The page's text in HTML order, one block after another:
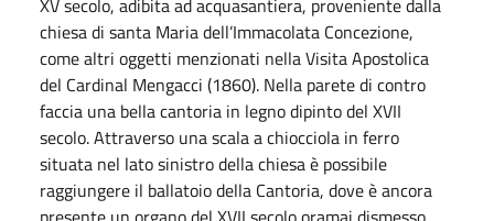
chiesa di santa Maria dell’Immacolata Concezione,
come altri oggetti menzionati nella Visita Apostolica
del Cardinal Mengacci (1860). Nella parete di contro
faccia una bella cantoria in legno dipinto del XVII
secolo. Attraverso una scala a chiocciola in ferro
situata nel lato sinistro della chiesa è possibile
raggiungere il ballatoio della Cantoria, dove è ancora